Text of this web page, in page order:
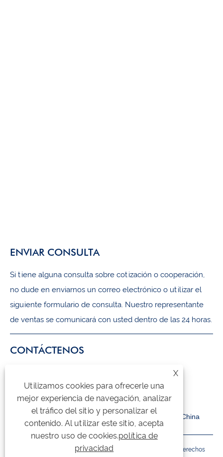
ENVIAR CONSULTA
Si tiene alguna consulta sobre cotización o cooperación,
no dude en enviarnos un correo electrónico o utilizar el
siguiente formulario de consulta. Nuestro representante
de ventas se comunicará con usted dentro de las 24 horas.
CONTÁCTENOS
inquiry@qzmachine.com
No.777, ciudad de Zhangban, TIA, Quanzhou, Fujian, China
Copyright © 2024 Quangong Machinery Co., Ltd. Todos los derechos
X
Utilizamos cookies para ofrecerle una
mejor experiencia de navegación, analizar
el tráfico del sitio y personalizar el
contenido. Al utilizar este sitio, acepta
nuestro uso de cookies.política de
privacidad